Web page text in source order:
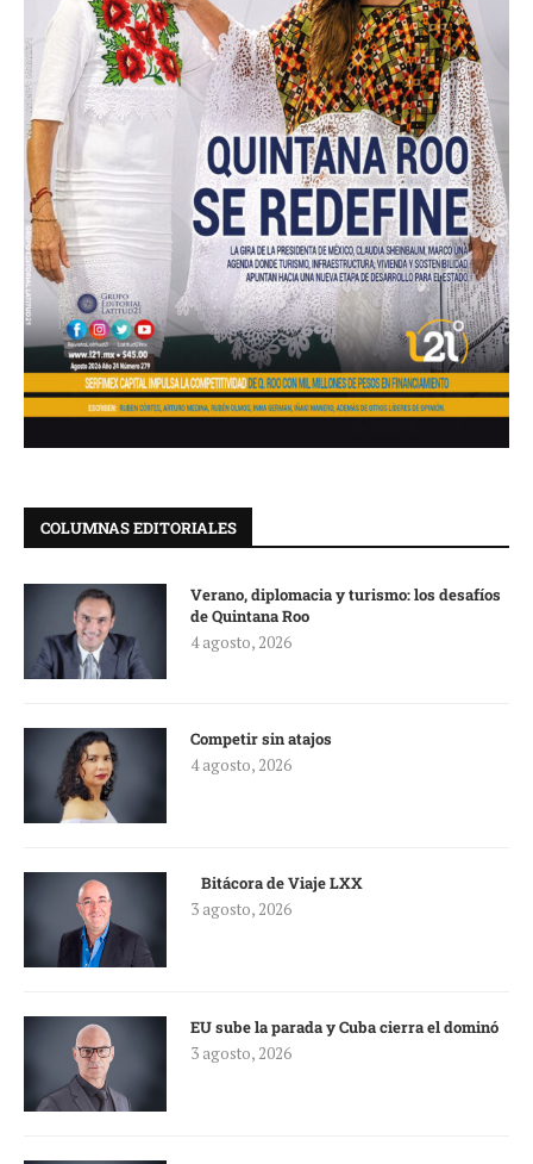
COLUMNAS EDITORIALES
Verano, diplomacia y turismo: los desafíos
de Quintana Roo
4 agosto, 2026
Competir sin atajos
4 agosto, 2026
Bitácora de Viaje LXX
3 agosto, 2026
EU sube la parada y Cuba cierra el dominó
3 agosto, 2026